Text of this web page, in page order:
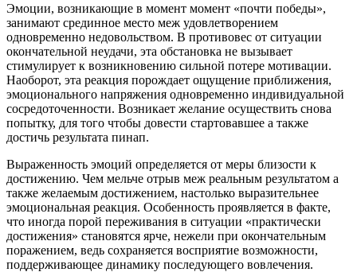
Эмоции, возникающие в момент момент «почти победы»,
занимают срединное место меж удовлетворением
одновременно недовольством. В противовес от ситуации
окончательной неудачи, эта обстановка не вызывает
стимулирует к возникновению сильной потере мотивации.
Наоборот, эта реакция порождает ощущение приближения,
эмоционального напряжения одновременно индивидуальной
сосредоточенности. Возникает желание осуществить снова
попытку, для того чтобы довести стартовавшее а также
достичь результата пинап.
Выраженность эмоций определяется от меры близости к
достижению. Чем мельче отрыв меж реальным результатом а
также желаемым достижением, настолько выразительнее
эмоциональная реакция. Особенность проявляется в факте,
что иногда порой переживания в ситуации «практически
достижения» становятся ярче, нежели при окончательным
поражением, ведь сохраняется восприятие возможности,
поддерживающее динамику последующего вовлечения.